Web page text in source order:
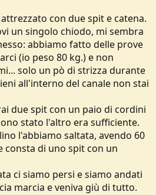
con due spit e catena.
un singolo chiodo, mi sembra
abbiamo fatto delle prove
(io peso 80 kg.) e non
solo un pò di strizza durante
all'interno del canale non stai
due spit con un paio di cordini
stato l'altro era sufficiente.
l'abbiamo saltata, avendo 60
consta di uno spit con un
ci siamo persi e siamo andati
marcia e veniva giù di tutto.